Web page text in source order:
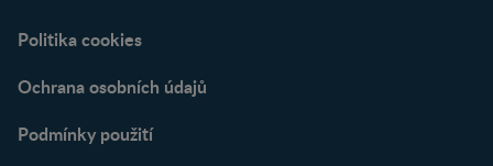
Politika cookies
Ochrana osobních údajů
Podmínky použití